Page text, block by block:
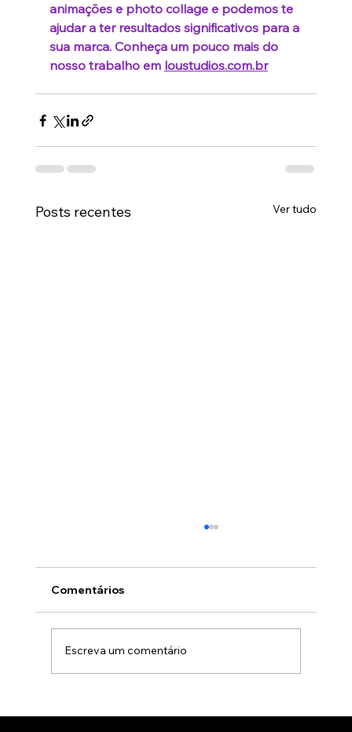
animações e photo collage e podemos te
ajudar a ter resultados significativos para a
sua marca. Conheça um pouco mais do
nosso trabalho em loustudios.com.br
Posts recentes Ver tudo
Comentários
Escreva um comentário